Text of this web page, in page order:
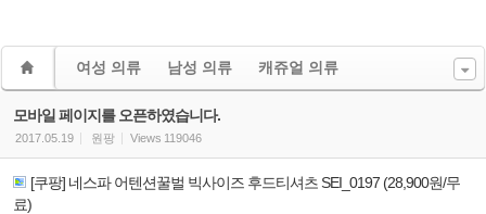
여성 의류 남성 의류 캐쥬얼 의류
모바일 페이지를 오픈하였습니다.
2017.05.19 원팡 Views 119046
[쿠팡] 네스파 어텐션꿀벌 빅사이즈 후드티셔츠 SEI_0197 (28,900원/무
료)